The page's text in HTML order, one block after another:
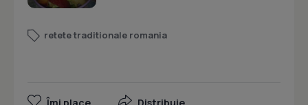
retete traditionale romania